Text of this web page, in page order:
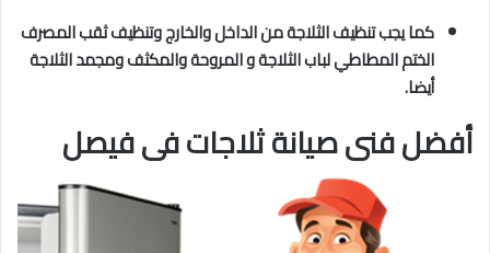
كما يجب تنظيف الثلاجة من الداخل والخارج وتنظيف ثقب المصرف
الختم المطاطي لباب الثلاجة و المروحة والمكثف ومجمد الثلاجة
أيضا.
أفضل فنى صيانة ثلاجات فى فيصل